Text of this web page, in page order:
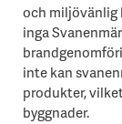
och
inga
inte kan
produkter,
byggnader.